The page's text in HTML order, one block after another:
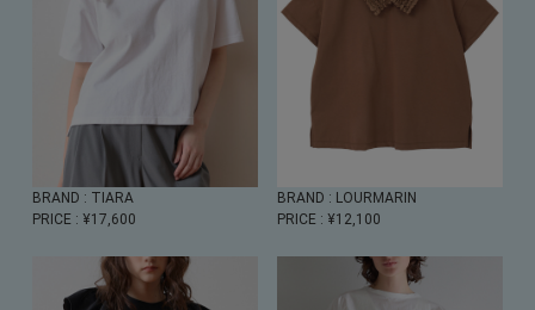
BRAND : TIARA
PRICE : ¥17,600
BRAND : LOURMARIN
PRICE : ¥12,100